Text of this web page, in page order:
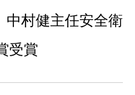
村健主任安全衛
受賞